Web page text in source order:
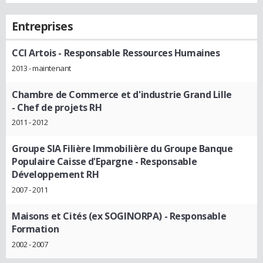
Entreprises
CCI Artois- Responsable Ressources Humaines
2013 - maintenant
Chambre de Commerce et d'industrie Grand Lille
- Chef de projets RH
2011 - 2012
Groupe SIA Filière Immobilière du Groupe Banque
Populaire Caisse d'Epargne - Responsable
Développement RH
2007 - 2011
Maisons et Cités (ex SOGINORPA)- Responsable
Formation
2002 - 2007